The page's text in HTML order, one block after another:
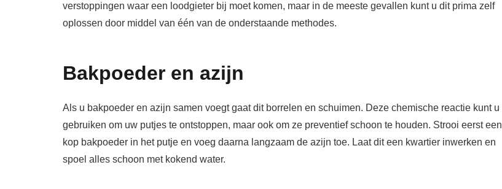
verstoppingen waar een loodgieter bij moet komen, maar in de meeste gevallen kunt u dit prima zelf
oplossen door middel van één van de onderstaande methodes.
Bakpoeder en azijn
Als u bakpoeder en azijn samen voegt gaat dit borrelen en schuimen. Deze chemische reactie kunt u
gebruiken om uw putjes te ontstoppen, maar ook om ze preventief schoon te houden. Strooi eerst een
kop bakpoeder in het putje en voeg daarna langzaam de azijn toe. Laat dit een kwartier inwerken en
spoel alles schoon met kokend water.